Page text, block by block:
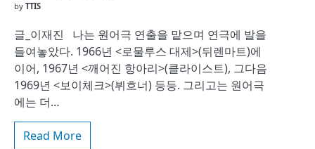
by TTIS
글_이재진 나는 원어극 연출을 맡으며 연극에 발을
들여놓았다. 1966년 <로물루스 대제>(뒤렌마트)에
이어, 1967년 <깨어진 항아리>(클라이스트), 그다음
1969년 <보이체크>(뷔흐너) 등등. 그리고는 원어극
에는 더…
Read More